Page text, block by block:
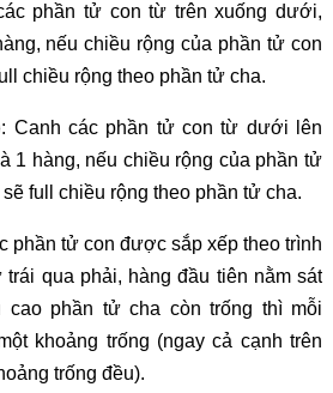
phần tử con từ trên xuống dưới,
nếu chiều rộng của phần tử con
chiều rộng theo phần tử cha.
: Canh các phần tử con từ dưới lên
1 hàng, nếu chiều rộng của phần tử
full chiều rộng theo phần tử cha.
phần tử con được sắp xếp theo trình
qua phải, hàng đầu tiên nằm sát
cao phần tử cha còn trống thì mỗi
khoảng trống (ngay cả cạnh trên
trống đều).